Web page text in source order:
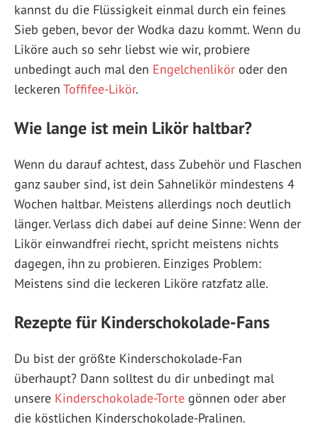
kannst du die Flüssigkeit einmal durch ein feines
Sieb geben, bevor der Wodka dazu kommt. Wenn du
Liköre auch so sehr liebst wie wir, probiere
unbedingt auch mal den Engelchenlikör oder den
leckeren Toffifee-Likör.
Wie lange ist mein Likör haltbar?
Wenn du darauf achtest, dass Zubehör und Flaschen
ganz sauber sind, ist dein Sahnelikör mindestens 4
Wochen haltbar. Meistens allerdings noch deutlich
länger. Verlass dich dabei auf deine Sinne: Wenn der
Likör einwandfrei riecht, spricht meistens nichts
dagegen, ihn zu probieren. Einziges Problem:
Meistens sind die leckeren Liköre ratzfatz alle.
Rezepte für Kinderschokolade-Fans
Du bist der größte Kinderschokolade-Fan
überhaupt? Dann solltest du dir unbedingt mal
unsere Kinderschokolade-Torte gönnen oder aber
die köstlichen Kinderschokolade-Pralinen.